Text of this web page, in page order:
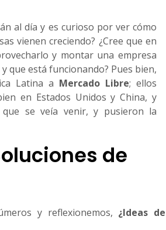
al día y es curioso por ver cómo
vienen creciendo? ¿Cree que en
y montar una empresa
que está funcionando? Pues bien,
Latina a Mercado Libre; ellos
en Estados Unidos y China, y
que se veía venir, y pusieron la
de
y reflexionemos, ¿Ideas de